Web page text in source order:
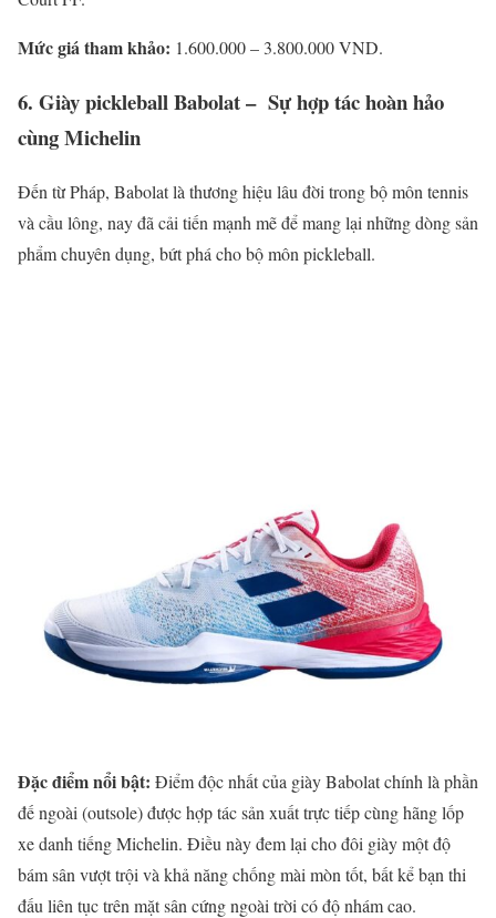
Mức giá tham khảo: 1.600.000 – 3.800.000 VND.
6. Giày pickleball Babolat – Sự hợp tác hoàn hảo
cùng Michelin
Đến từ Pháp, Babolat là thương hiệu lâu đời trong bộ môn tennis
và cầu lông, nay đã cải tiến mạnh mẽ để mang lại những dòng sản
phẩm chuyên dụng, bứt phá cho bộ môn pickleball.
Đặc điểm nổi bật: Điểm độc nhất của giày Babolat chính là phần
đế ngoài (outsole) được hợp tác sản xuất trực tiếp cùng hãng lốp
xe danh tiếng Michelin. Điều này đem lại cho đôi giày một độ
bám sân vượt trội và khả năng chống mài mòn tốt, bất kể bạn thi
đấu liên tục trên mặt sân cứng ngoài trời có độ nhám cao.